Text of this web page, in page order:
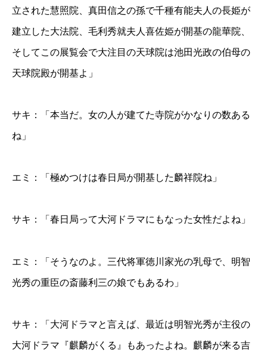
立された慧照院、真田信之の孫で千種有能夫人の長姫が
建立した大法院、毛利秀就夫人喜佐姫が開基の龍華院、
そしてこの展覧会で大注目の天球院は池田光政の伯母の
天球院殿が開基よ」
サキ：「本当だ。女の人が建てた寺院がかなりの数ある
ね」
エミ：「極めつけは春日局が開基した麟祥院ね」
サキ：「春日局って大河ドラマにもなった女性だよね」
エミ：「そうなのよ。三代将軍徳川家光の乳母で、明智
光秀の重臣の斎藤利三の娘でもあるわ」
サキ：「大河ドラマと言えば、最近は明智光秀が主役の
大河ドラマ『麒麟がくる』もあったよね。麒麟が来る吉